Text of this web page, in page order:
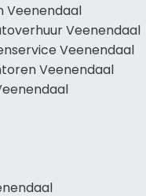
Veenendaal
Veenendaal
Veenendaal
Veenendaal